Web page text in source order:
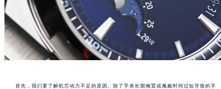
首先，我们要了解机芯动力不足的原因。除了手表长期搁置或佩戴时间过短导致的手